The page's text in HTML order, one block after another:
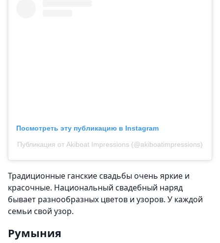
Посмотреть эту публикацию в Instagram
Публикация от Akiboat Impressions (@akiboatimpressions)
Традиционные ганские свадьбы очень яркие и
красочные. Национальный свадебный наряд
бывает разнообразных цветов и узоров. У каждой
семьи свой узор.
Румыния